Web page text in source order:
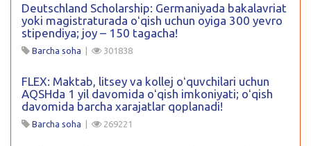
Deutschland Scholarship: Germaniyada bakalavriat
yoki magistraturada oʻqish uchun oyiga 300 yevro
stipendiya; joy – 150 tagacha!
Barcha soha | 301838
FLEX: Maktab, litsey va kollej oʻquvchilari uchun
AQSHda 1 yil davomida oʻqish imkoniyati; oʻqish
davomida barcha xarajatlar qoplanadi!
Barcha soha | 269221